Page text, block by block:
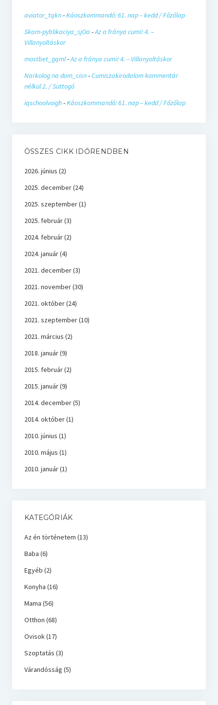
aviator_tqkn-Káoszkommandó: 61. nap – kedd / Főzőlap
Skam-pyblikaciya_sjOa -Az a fránya cumi! 4. –
Villanyoltáskor
mostbet_gqml-Az a fránya cumi! 4. – Villanyoltáskor
Narkolog na dom_cisn-Cumiszakirodalom kommentár
nélkül 2. / Suttogó
iqschoolvoigh-Káoszkommandó: 61. nap – kedd / Főzőlap
ÖSSZES CIKK IDŐRENDBEN
2026. június (2)
2025. december(24)
2025. szeptember(1)
2025. február(3)
2024. február(2)
2024. január(4)
2021. december(3)
2021. november(30)
2021. október(24)
2021. szeptember(10)
2021. március (2)
2018. január(9)
2015. február(2)
2015. január(9)
2014. december(5)
2014. október(1)
2010. június (1)
2010. május (1)
2010. január(1)
KATEGÓRIÁK
Az én történetem (13)
Baba (6)
Egyéb (2)
Konyha (16)
Mama (56)
Otthon (68)
Ovisok(17)
Szoptatás (3)
Várandósság (5)